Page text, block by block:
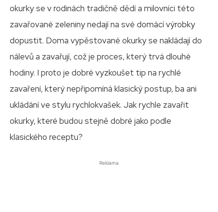
okurky se v rodinách tradičně dědí a milovníci této
zavařované zeleniny nedají na své domácí výrobky
dopustit. Doma vypěstované okurky se nakládají do
nálevů a zavařují, což je proces, který trvá dlouhé
hodiny. I proto je dobré vyzkoušet tip na rychlé
zavaření, který nepřipomíná klasický postup, ba ani
ukládání ve stylu rychlokvašek. Jak rychle zavařit
okurky, které budou stejně dobré jako podle
klasického receptu?
Reklama